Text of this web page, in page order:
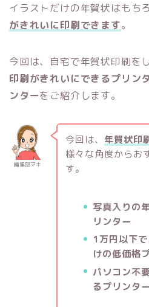
イラストだけの年賀状はもちろ
がきれいに印刷できます。
今回は、自宅で年賀状印刷を
印刷がきれいにできるプリン
ンターをご紹介します。
編集部マキ
今回は、 年賀状印
様々な角度からお
す。
写真入りの
リンター
1万円以下
けの低価格
パソコン不
るプリンター